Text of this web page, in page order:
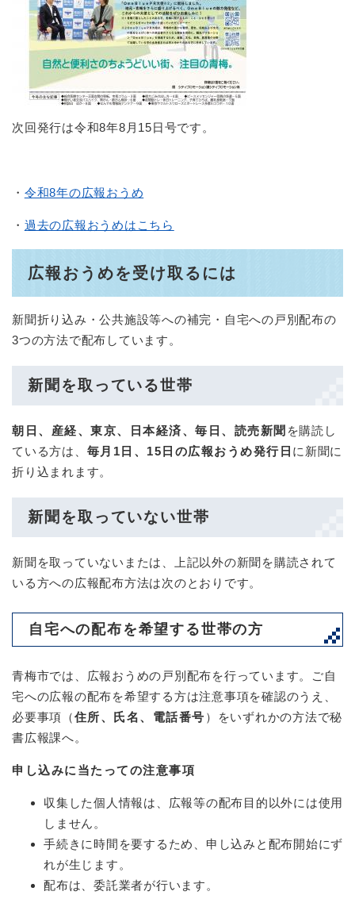
次回発行は令和8年8月15日号です。
・ 令和8年の広報おうめ
・ 過去の広報おうめはこちら
広報おうめを受け取るには
新聞折り込み・公共施設等への補完・自宅への戸別配布の
3つの方法で配布しています。
新聞を取っている世帯
朝日、産経、東京、日本経済、毎日、読売新聞 を購読し
ている方は、 毎月1日、15日の広報おうめ発行日 に新聞に
折り込まれます。
新聞を取っていない世帯
新聞を取っていないまたは、上記以外の新聞を購読されて
いる方への広報配布方法は次のとおりです。
自宅への配布を希望する世帯の方
青梅市では、広報おうめの戸別配布を行っています。ご自
宅への広報の配布を希望する方は注意事項を確認のうえ、
必要事項（住所、氏名、電話番号 ）をいずれかの方法で秘
書広報課へ。
申し込みに当たっての注意事項
収集した個人情報は、広報等の配布目的以外には使用
しません。
手続きに時間を要するため、申し込みと配布開始にず
れが生じます。
配布は、委託業者が行います。